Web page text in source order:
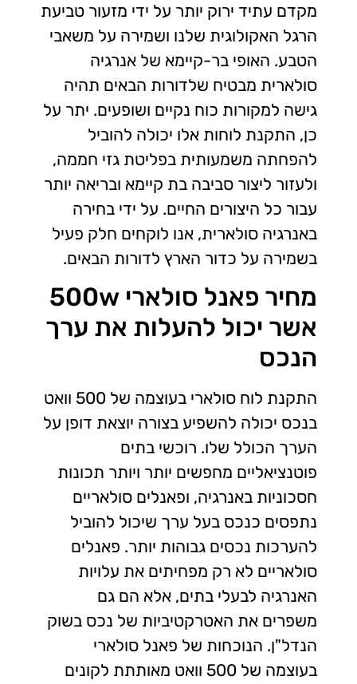
מקדם עתיד ירוק יותר על ידי מזעור טביעת
הרגל האקולוגית שלנו ושמירה על משאבי
הטבע. האופי בר-קיימא של אנרגיה
סולארית מבטיח שלדורות הבאים תהיה
גישה למקורות כוח נקיים ושופעים. יתר על
כן, התקנת לוחות אלו יכולה להוביל
להפחתה משמעותית בפליטת גזי חממה,
ולעזור ליצור סביבה בת קיימא ובריאה יותר
עבור כל היצורים החיים. על ידי בחירה
באנרגיה סולארית, אנו לוקחים חלק פעיל
בשמירה על כדור הארץ לדורות הבאים.
מחיר פאנל סולארי 500w
אשר יכול להעלות את ערך
הנכס
התקנת לוח סולארי בעוצמה של 500 וואט
בנכס יכולה להשפיע בצורה יוצאת דופן על
הערך הכולל שלו. רוכשי בתים
פוטנציאליים מחפשים יותר ויותר תכונות
חסכוניות באנרגיה, ופאנלים סולאריים
נתפסים כנכס בעל ערך שיכול להוביל
להערכות נכסים גבוהות יותר. פאנלים
סולאריים לא רק מפחיתים את עלויות
האנרגיה לבעלי בתים, אלא הם גם
משפרים את האטרקטיביות של נכס בשוק
הנדל"ן. הנוכחות של פאנל סולארי
בעוצמה של 500 וואט מאותתת לקונים